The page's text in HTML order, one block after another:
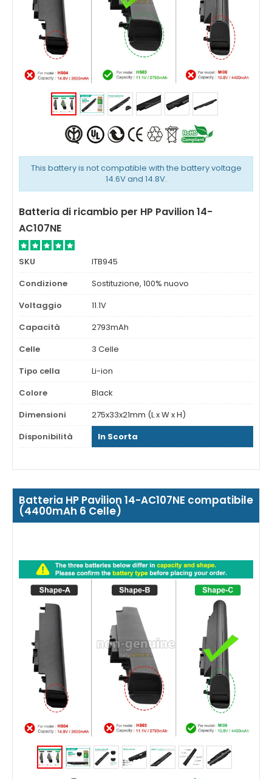
This battery is not compatible with the battery voltage
14.6V and 14.8V.
Batteria di ricambio per HP Pavilion 14-
AC107NE
SKU
ITB945
Condizione
Sostituzione, 100% nuovo
Voltaggio
11.1V
Capacità
2793mAh
Celle
3 Celle
Tipo cella
Li-ion
Colore
Black
Dimensioni
275x33x21mm (L x W x H)
Disponibilità
In Scorta
Batteria HP Pavilion 14-AC107NE compatibile
(4400mAh 6 Celle)